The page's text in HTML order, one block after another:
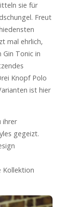
sie für
Freut
mal ehrlich,
Gin Tonic in
Knopf Polo
ist hier
ihrer
gegeizt.
Kollektion